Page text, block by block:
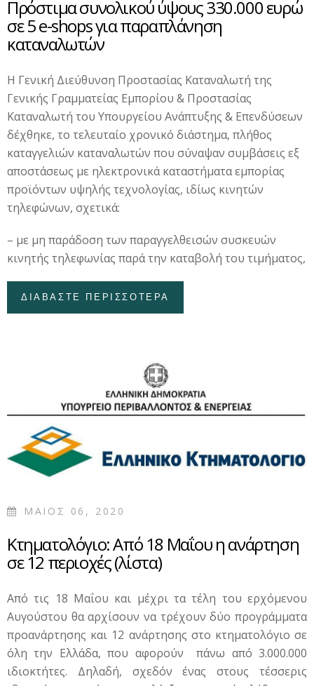
Πρόστιμα συνολικού ύψους 330.000 ευρώ
σε 5 e-shops για παραπλάνηση
καταναλωτών
H Γενική Διεύθυνση Προστασίας Καταναλωτή της
Γενικής Γραμματείας Εμπορίου & Προστασίας
Καταναλωτή του Υπουργείου Ανάπτυξης & Επενδύσεων
δέχθηκε, το τελευταίο χρονικό διάστημα, πλήθος
καταγγελιών καταναλωτών που σύναψαν συμβάσεις εξ
αποστάσεως με ηλεκτρονικά καταστήματα εμπορίας
προϊόντων υψηλής τεχνολογίας, ιδίως κινητών
τηλεφώνων, σχετικά:
– με μη παράδοση των παραγγελθεισών συσκευών
κινητής τηλεφωνίας παρά την καταβολή του τιμήματος,
ΔΙΑΒΑΣΤΕ ΠΕΡΙΣΣΟΤΕΡΑ
ΣΥΝΟΛΙΚΟΥ ΥΨΟΥΣ
ΚΑΤΑΝΑΛΩΤΩΝ
ΜΑΙΟΣ 06, 2020
Κτηματολόγιο: Από 18 Μαΐου η ανάρτηση
σε 12 περιοχές (λίστα)
Από τις 18 Μαΐου και μέχρι τα τέλη του ερχόμενου
Αυγούστου θα αρχίσουν να τρέχουν δύο προγράμματα
προανάρτησης και 12 ανάρτησης στο κτηματολόγιο σε
όλη την Ελλάδα, που αφορούν πάνω από 3.000.000
ιδιοκτήτες. Δηλαδή, σχεδόν ένας στους τέσσερις